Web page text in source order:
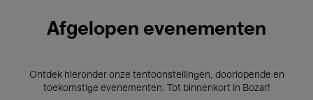
Afgelopen evenementen
Ontdek hieronder onze tentoonstellingen, doorlopende en
toekomstige evenementen. Tot binnenkort in Bozar!